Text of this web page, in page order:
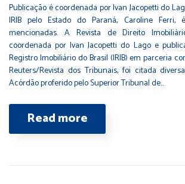
Publicação é coordenada por Ivan Jacopetti do
IRIB pelo Estado do Paraná, Caroline
mencionadas. A Revista de Direito
coordenada por Ivan Jacopetti do Lago e
Registro Imobiliário do Brasil (IRIB) em parceria
Reuters/Revista dos Tribunais, foi citada
Acórdão proferido pelo Superior Tribunal de…
Read more